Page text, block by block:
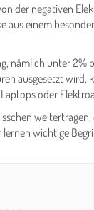
der negativen
aus einem
nämlich unter 2%
ausgesetzt wird,
oder
lernen wichtige